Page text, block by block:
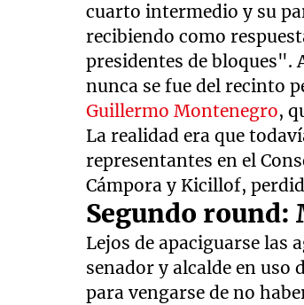
cuarto intermedio y su
recibiendo como
presidentes de bloques".
nunca se fue del recinto
Guillermo Montenegro,
La realidad era que
representantes en el
Cámpora y Kicillof,
Segundo
Lejos de apaciguarse las
senador y alcalde en uso
para vengarse de no